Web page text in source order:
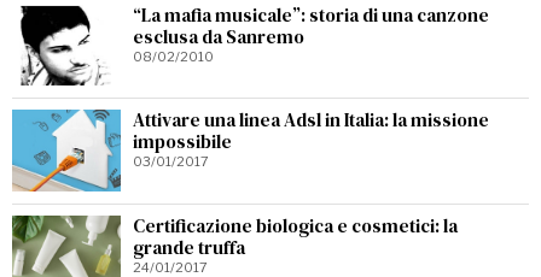
“La mafia musicale”: storia di una canzone
esclusa da Sanremo
08/02/2010
Attivare una linea Adsl in Italia: la missione
impossibile
03/01/2017
Certificazione biologica e cosmetici: la
grande truffa
24/01/2017